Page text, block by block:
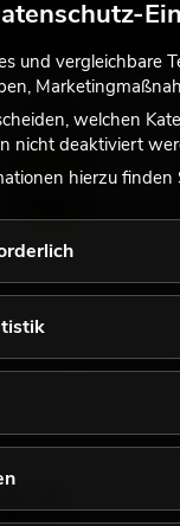
50ml
und vergleichbare
welchen
nicht deaktiviert
hierzu finden